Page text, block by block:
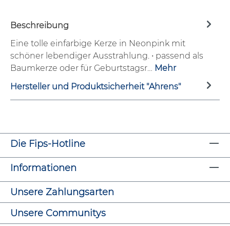
Beschreibung
Eine tolle einfarbige Kerze in Neonpink mit
schöner lebendiger Ausstrahlung. • passend als
Baumkerze oder für Geburtstagsr… Mehr
Hersteller und Produktsicherheit "Ahrens"
Die Fips-Hotline
Informationen
Unsere Zahlungsarten
Unsere Communitys